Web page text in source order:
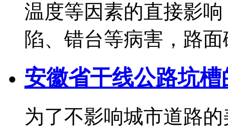
温度等因素的直接影
陷、错台等病害，路
安徽省干线公路坑
为了不影响城市道路